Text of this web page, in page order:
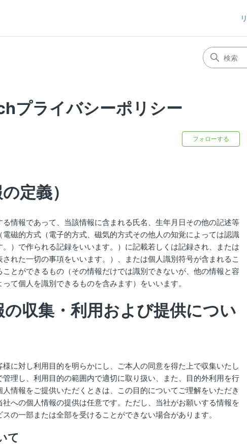
プライバシーポリシー
フォローする
定義）
情報であって、当該情報に含まれる氏名、生年月日その他の記述等
電磁的方式（電子的方式、磁気的方式その他人の知覚によっては認識
）で作られる記録をいいます。）に記載若しくは記録され、または
れた一切の事項をいいます。）、または個人識別符号が含まれるこ
とができるもの（その情報だけでは識別できないが、他の情報と容
て個人を識別できるものを含みます）をいいます。
収集・利用および提供につい
に対し利用目的を明らかにし、ご本人の同意を得た上で収集いたし
理し、利用目的の範囲内で適切に取り扱い、また、目的外利用を行
情報をご提供いただくときは、この目的についてご理解をいただき
への個人情報の提供は任意です。ただし、当社がお願いする情報を
の一部または全部を受けることができない場合があります。
て